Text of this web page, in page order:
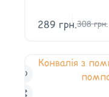
308грн.
289 грн.